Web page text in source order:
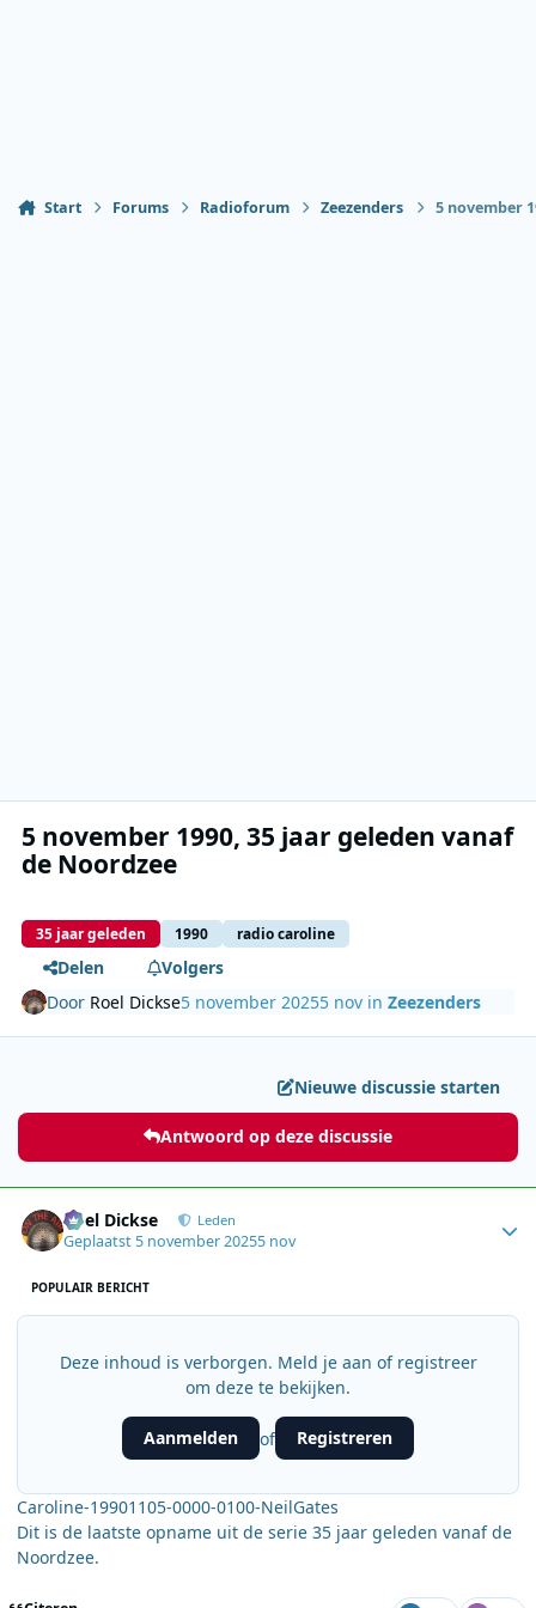
Start Forums Radioforum Zeezenders 5 november
5 november 1990, 35 jaar geleden vanaf
de Noordzee
35 jaar geleden 1990 radio caroline
Delen
Volgers
Door Roel Dickse5 november 20255 nov inZeezenders
Nieuwe discussie starten
Antwoord op deze discussie
Roel Dickse Leden
Geplaatst 5 november 20255 nov
POPULAIR BERICHT
Deze inhoud is verborgen. Meld je aan of registreer
om deze te bekijken.
Aanmelden of Registreren
Caroline-19901105-0000-0100-NeilGates
Dit is de laatste opname uit de serie 35 jaar geleden vanaf de
Noordzee.